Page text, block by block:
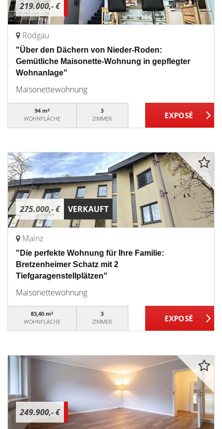
219.000,- €
Rodgau
"Über den Dächern von Nieder-Roden:
Gemütliche Maisonette-Wohnung in gepflegter
Wohnanlage"
Maisonettewohnung
94 m²
WOHNFLÄCHE
3
ZIMMER
275.000,- € VERKAUFT
Mainz
"Die perfekte Wohnung für Ihre Familie:
Bretzenheimer Schatz mit 2
Tiefgaragenstellplätzen"
Maisonettewohnung
83,40 m²
WOHNFLÄCHE
3
ZIMMER
249.900,- €